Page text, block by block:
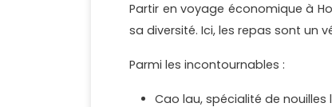
Partir en voyage économique à
sa diversité. Ici, les repas sont un
Parmi les incontournables :
Cao lau, spécialité de